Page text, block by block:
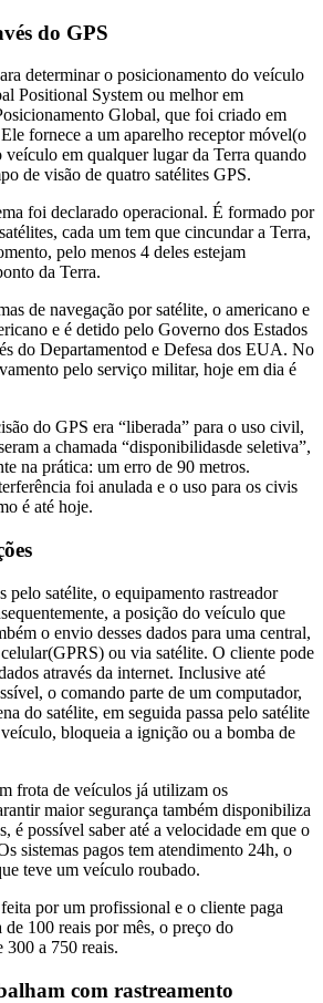
do GPS
determinar o posicionamento do veículo
Positional System ou melhor em
Global, que foi criado em
fornece a um aparelho receptor móvel(o
veículo em qualquer lugar da Terra quando
de visão de quatro satélites GPS.
foi declarado operacional. É formado por
cada um tem que cincundar a Terra,
pelo menos 4 deles estejam
da Terra.
de navegação por satélite, o americano e
e é detido pelo Governo dos Estados
do Departamentod e Defesa dos EUA. No
pelo serviço militar, hoje em dia é
do GPS era “liberada” para o uso civil,
a chamada “disponibilidasde seletiva”,
na prática: um erro de 90 metros.
foi anulada e o uso para os civis
é até hoje.
pelo satélite, o equipamento rastreador
a posição do veículo que
o envio desses dados para uma central,
ou via satélite. O cliente pode
através da internet. Inclusive até
o comando parte de um computador,
do satélite, em seguida passa pelo satélite
bloqueia a ignição ou a bomba de
frota de veículos já utilizam os
maior segurança também disponibiliza
é possível saber até a velocidade em que o
sistemas pagos tem atendimento 24h, o
teve um veículo roubado.
por um profissional e o cliente paga
de 100 reais por mês, o preço do
300 a 750 reais.
com rastreamento